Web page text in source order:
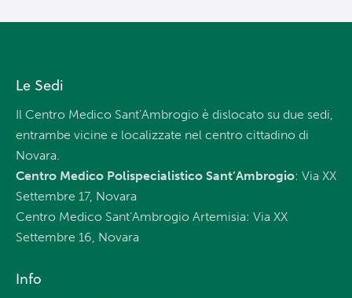
Le Sedi
Il Centro Medico Sant’Ambrogio è dislocato su due sedi,
entrambe vicine e localizzate nel centro cittadino di
Novara.
Centro Medico Polispecialistico Sant’Ambrogio: Via XX
Settembre 17, Novara
Centro Medico Sant’Ambrogio Artemisia: Via XX
Settembre 16, Novara
Info